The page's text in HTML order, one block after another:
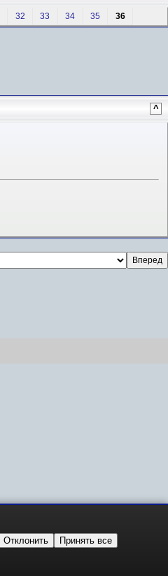
32 33 34 35 36
^
Отклонить Принять все